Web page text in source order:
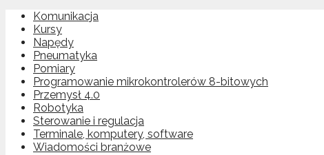
Komunikacja
Kursy
Napędy
Pneumatyka
Pomiary
Programowanie mikrokontrolerów 8-bitowych
Przemysł 4.0
Robotyka
Sterowanie i regulacja
Terminale, komputery, software
Wiadomości branżowe